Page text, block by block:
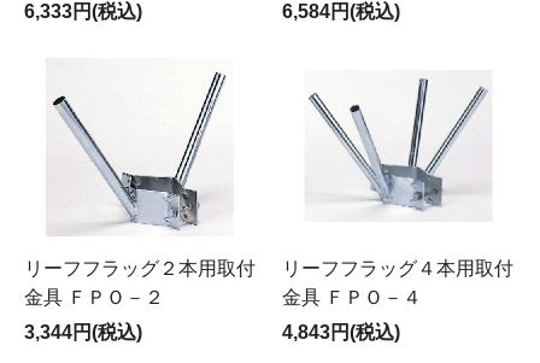
6,333円(税込)
6,584円(税込)
リーフフラッグ２本用取付
金具 ＦＰＯ－２
3,344円(税込)
リーフフラッグ４本用取付
金具 ＦＰＯ－４
4,843円(税込)